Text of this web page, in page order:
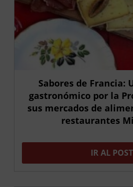
Sabores de Francia:
gastronómico por la
sus mercados de
restaurantes
IR AL POST